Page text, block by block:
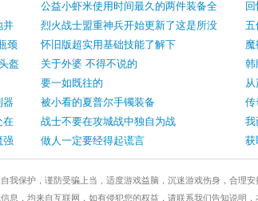
并
颈
盔
器
在
强
公益小虾米使用时间最久的两件装备全
是火爆全服的顶配！
烈火战士盟重神兵开始更新了这是所没
有的！
怀旧版超实用基础技能了解下
关于外婆 不得不说的
要一如既往的
被小看的夏普尔手镯装备
战士不要在攻城战中独自为战
做人一定要经得起谎言
五
韩
从
传
我
获
我保护，谨防受骗上当，适度游戏益脑，沉迷游戏伤身，合理
息，均来自互联网，如有侵犯您的权益，请联系我们告知说明，